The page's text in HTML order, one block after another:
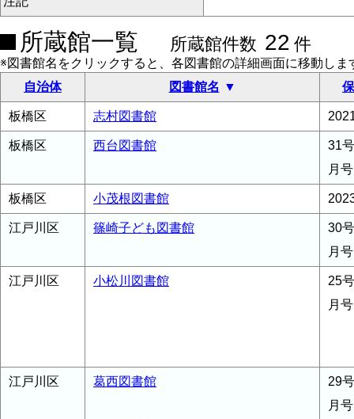
所蔵館一覧 所蔵館件数 22 件
※図書館名をクリックすると、各図書館の詳細画面に移動しま
自治体
図書館名
板橋区 志村図書館
板橋区 西台図書館
31
月
板橋区 小茂根図書館
江戸川区 篠崎子ども図書館
30
月
江戸川区 小松川図書館
25
月
江戸川区 葛西図書館
29
月